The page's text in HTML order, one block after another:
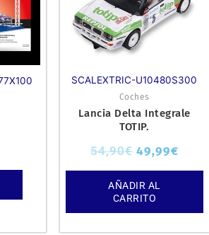
SCALEXTRIC-U10480S300
Coches
Lancia Delta Integrale
TOTIP.
54,90€ 49,99€
AÑADIR AL
CARRITO